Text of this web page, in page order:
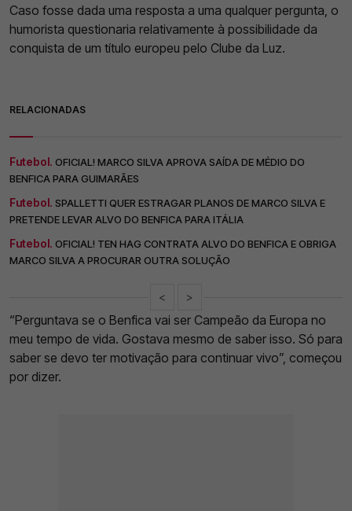
Caso fosse dada uma resposta a uma qualquer pergunta, o
humorista questionaria relativamente à possibilidade da
conquista de um título europeu pelo Clube da Luz.
RELACIONADAS
Futebol. OFICIAL! MARCO SILVA APROVA SAÍDA DE MÉDIO DO
BENFICA PARA GUIMARÃES
Futebol. SPALLETTI QUER ESTRAGAR PLANOS DE MARCO SILVA E
PRETENDE LEVAR ALVO DO BENFICA PARA ITÁLIA
Futebol. OFICIAL! TEN HAG CONTRATA ALVO DO BENFICA E OBRIGA
MARCO SILVA A PROCURAR OUTRA SOLUÇÃO
< >
“Perguntava se o Benfica vai ser Campeão da Europa no
meu tempo de vida. Gostava mesmo de saber isso. Só para
saber se devo ter motivação para continuar vivo”, começou
por dizer.